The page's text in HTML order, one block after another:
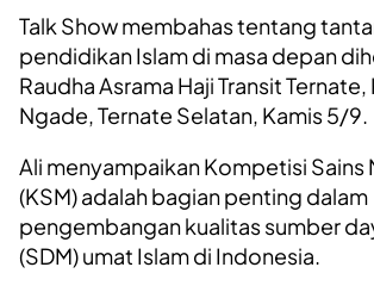
Talk Show membahas tentang
pendidikan Islam di masa depan
Raudha Asrama Haji Transit
Ngade, Ternate Selatan, Kamis 5/9.
Ali menyampaikan Kompetisi Sains
(KSM) adalah bagian penting dalam
pengembangan kualitas sumber
(SDM) umat Islam di Indonesia.